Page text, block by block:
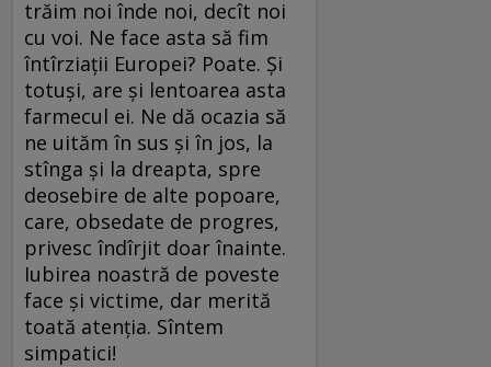
trăim noi înde noi, decît noi
cu voi. Ne face asta să fim
întîrziații Europei? Poate. Și
totuși, are și lentoarea asta
farmecul ei. Ne dă ocazia să
ne uităm în sus și în jos, la
stînga și la dreapta, spre
deosebire de alte popoare,
care, obsedate de progres,
privesc îndîrjit doar înainte.
Iubirea noastră de poveste
face și victime, dar merită
toată atenția. Sîntem
simpatici!